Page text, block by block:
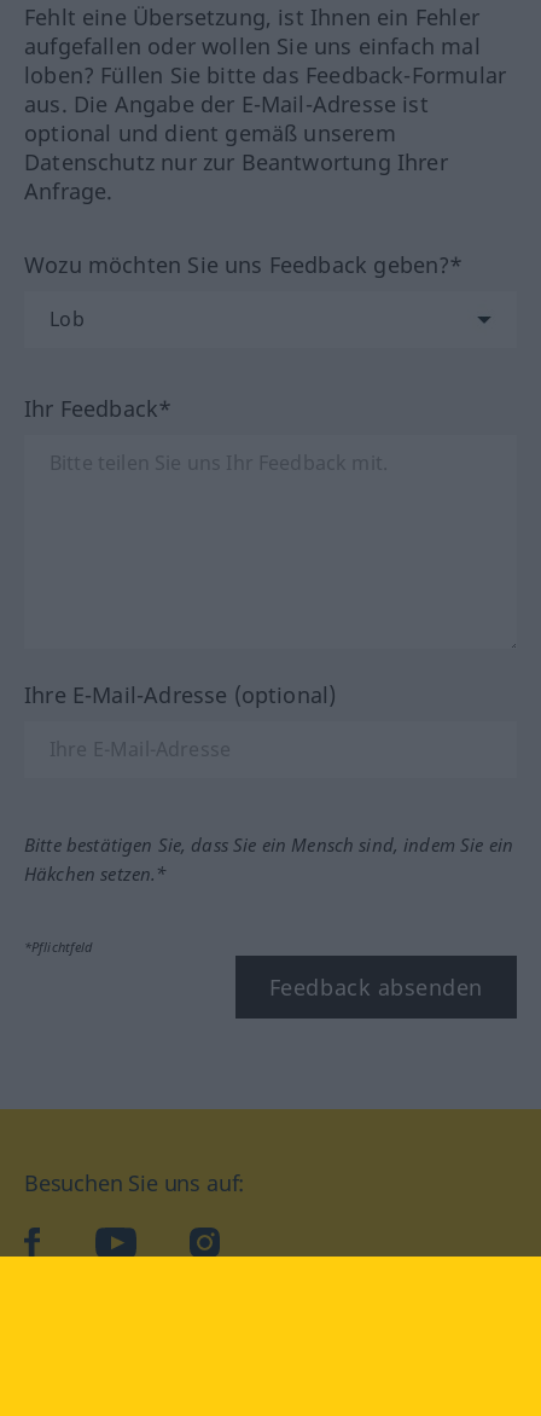
Fehlt eine Übersetzung, ist Ihnen ein Fehler
aufgefallen oder wollen Sie uns einfach mal
loben? Füllen Sie bitte das Feedback-Formular
aus. Die Angabe der E-Mail-Adresse ist
optional und dient gemäß unserem
Datenschutz nur zur Beantwortung Ihrer
Anfrage.
Wozu möchten Sie uns Feedback geben?*
Ihr Feedback*
Ihre E-Mail-Adresse (optional)
Bitte bestätigen Sie, dass Sie ein Mensch sind, indem Sie ein
Häkchen setzen.*
*Pflichtfeld
Feedback absenden
Besuchen Sie uns auf:
facebookYouTube Instagram